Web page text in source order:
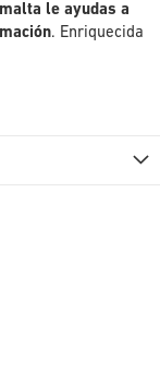
le ayudas a
. Enriquecida